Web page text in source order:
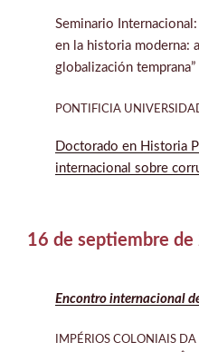
Seminario
en la historia moderna:
globalización temprana”
PONTIFICIA
Doctorado en Historia
internacional sobre
16 de septiembre de
Encontro internacional
IMPÉRIOS COLONIAIS